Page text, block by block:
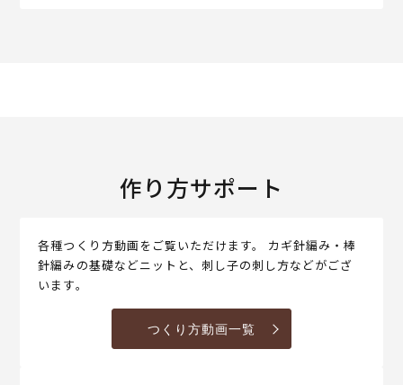
作り方サポート
各種つくり方動画をご覧いただけます。 カギ針編み・棒
針編みの基礎などニットと、刺し子の刺し方などがござ
います。
つくり方動画一覧